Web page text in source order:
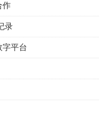
作
录
平台